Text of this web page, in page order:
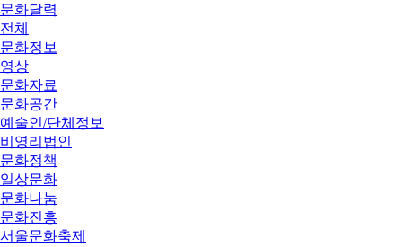
문화달력
전체
문화정보
영상
문화자료
문화공간
예술인/단체정보
비영리법인
문화정책
일상문화
문화나눔
문화진흥
서울문화축제